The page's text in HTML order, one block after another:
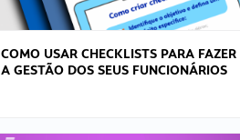
COMO USAR CHECKLISTS PARA FAZER
A GESTÃO DOS SEUS FUNCIONÁRIOS